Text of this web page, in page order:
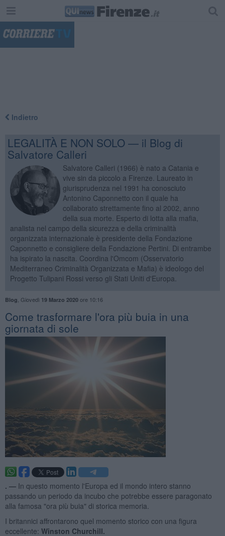
Indietro
LEGALITÀ E NON SOLO — il Blog di
Salvatore Calleri
Salvatore Calleri (1966) è nato a Catania e
vive sin da piccolo a Firenze. Laureato in
giurisprudenza nel 1991 ha conosciuto
Antonino Caponnetto con il quale ha
collaborato strettamente fino al 2002, anno
della sua morte. Esperto di lotta alla mafia,
analista nel campo della sicurezza e della criminalità
organizzata internazionale è presidente della Fondazione
Caponnetto e consigliere della Fondazione Pertini. Di entrambe
ha ispirato la nascita. Coordina l'Omcom (Osservatorio
Mediterraneo Criminalità Organizzata e Mafia) è ideologo del
Progetto Tulipani Rossi verso gli Stati Uniti d'Europa.
Blog Giovedì 19 Marzo 2020ore 10:16
Come trasformare l'ora più buia in una
giornata di sole
. — In questo momento l'Europa ed il mondo intero stanno
passando un periodo da incubo che potrebbe essere paragonato
alla famosa "ora più buia" di storica memoria.
I britannici affrontarono quel momento storico con una figura
eccellente: Winston Churchill.